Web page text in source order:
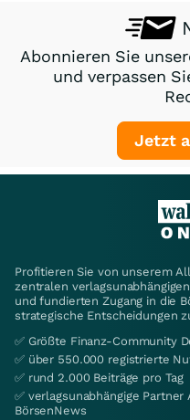
Abonnieren Sie
und verpassen
Jetzt
Profitieren Sie von unserem
zentralen
und fundierten Zugang in die
strategische Entscheidungen
✅ Größte Finanz-Community
✅ über 550.000 registrierte
✅ rund 2.000 Beiträge pro Tag
✅ verlagsunabhängige
BörsenNews